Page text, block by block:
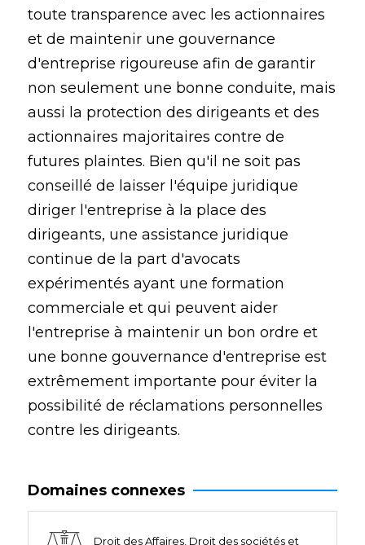
toute transparence avec les actionnaires
et de maintenir une gouvernance
d'entreprise rigoureuse afin de garantir
non seulement une bonne conduite, mais
aussi la protection des dirigeants et des
actionnaires majoritaires contre de
futures plaintes. Bien qu'il ne soit pas
conseillé de laisser l'équipe juridique
diriger l'entreprise à la place des
dirigeants, une assistance juridique
continue de la part d'avocats
expérimentés ayant une formation
commerciale et qui peuvent aider
l'entreprise à maintenir un bon ordre et
une bonne gouvernance d'entreprise est
extrêmement importante pour éviter la
possibilité de réclamations personnelles
contre les dirigeants.
Domaines connexes
Droit des Affaires, Droit des sociétés et